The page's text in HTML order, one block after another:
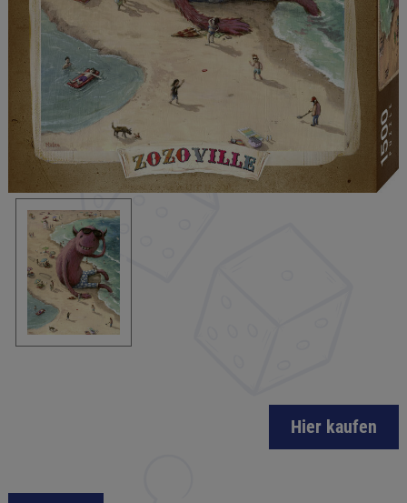
Hier kaufen